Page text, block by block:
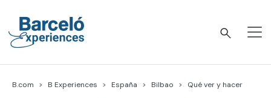
content
B.com B Experiences España Bilbao Qué ver y hacer